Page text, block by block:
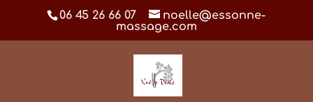
06 45 26 66 07
noelle@essonne-
massage.com